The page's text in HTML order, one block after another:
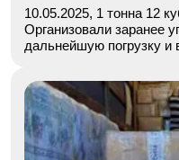
10.05.2025, 1 тонна 12
Организовали заранее
дальнейшую погрузку и